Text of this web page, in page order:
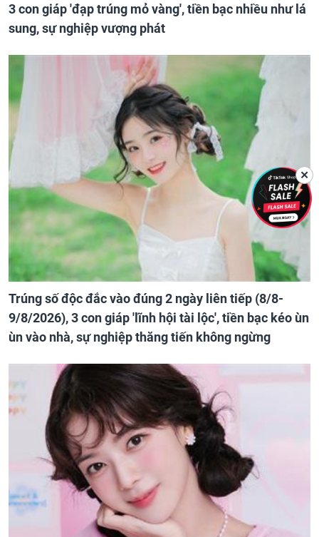
3 con giáp 'đạp trúng mỏ vàng', tiền bạc nhiều như lá
sung, sự nghiệp vượng phát
Trúng số độc đắc vào đúng 2 ngày liên tiếp (8/8-
9/8/2026), 3 con giáp 'lĩnh hội tài lộc', tiền bạc kéo ùn
ùn vào nhà, sự nghiệp thăng tiến không ngừng
✕